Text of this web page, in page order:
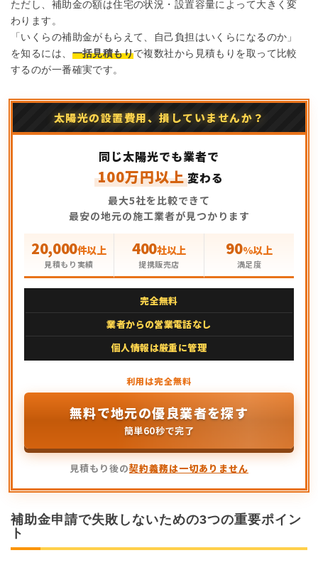
ただし、補助金の額は住宅の状況・設置容量によって大きく変
わります。
「いくらの補助金がもらえて、自己負担はいくらになるのか」
を知るには、 一括見積もりで複数社から見積もりを取って比較
するのが一番確実です。
太陽光の設置費用、損していませんか？
同じ太陽光でも業者で
100万円以上変わる
最大5社を比較できて
最安の地元の施工業者が見つかります
20,000件以上
見積もり実績
400社以上
提携販売店
90%以上
満足度
完全無料
業者からの営業電話なし
個人情報は厳重に管理
無料で地元の優良業者を探す
簡単60秒で完了
見積もり後の契約義務は一切ありません
補助金申請で失敗しないための3つの重要ポイン
ト